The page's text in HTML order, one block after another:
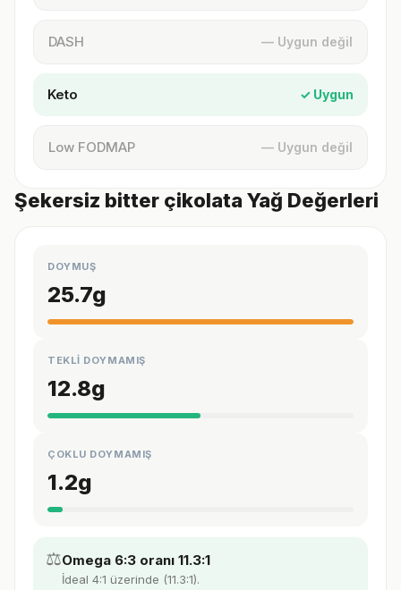
DASH — Uygun değil
Keto ✓ Uygun
Low FODMAP — Uygun değil
Şekersiz bitter çikolata Yağ Değerleri
DOYMUŞ
25.7g
TEKLİ DOYMAMIŞ
12.8g
ÇOKLU DOYMAMIŞ
1.2g
⚖️Omega 6:3 oranı 11.3:1
İdeal 4:1 üzerinde (11.3:1).